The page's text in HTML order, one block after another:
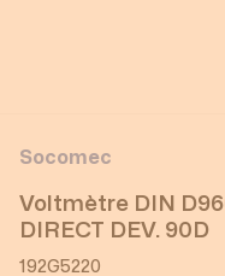
Socomec
Voltmètre DIN
DIRECT DEV. 90D
192G5220